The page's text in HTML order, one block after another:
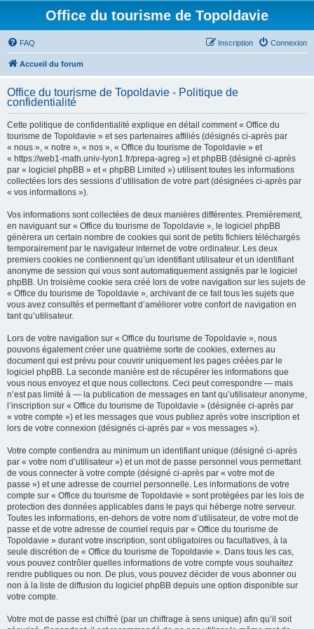
Office du tourisme de Topoldavie
FAQ Connexion
Inscription
Accueil du forum
Office du tourisme de Topoldavie - Politique de
confidentialité
Cette politique de confidentialité explique en détail comment « Office du
tourisme de Topoldavie » et ses partenaires affiliés (désignés ci-après par
« nous », « notre », « nos », « Office du tourisme de Topoldavie » et
« https://web1-math.univ-lyon1.fr/prepa-agreg ») et phpBB (désigné ci-après
par « logiciel phpBB » et « phpBB Limited ») utilisent toutes les informations
collectées lors des sessions d’utilisation de votre part (désignées ci-après par
« vos informations »).
Vos informations sont collectées de deux manières différentes. Premièrement,
en naviguant sur « Office du tourisme de Topoldavie », le logiciel phpBB
génèrera un certain nombre de cookies qui sont de petits fichiers téléchargés
temporairement par le navigateur internet de votre ordinateur. Les deux
premiers cookies ne contiennent qu’un identifiant utilisateur et un identifiant
anonyme de session qui vous sont automatiquement assignés par le logiciel
phpBB. Un troisième cookie sera créé lors de votre navigation sur les sujets de
« Office du tourisme de Topoldavie », archivant de ce fait tous les sujets que
vous avez consultés et permettant d’améliorer votre confort de navigation en
tant qu’utilisateur.
Lors de votre navigation sur « Office du tourisme de Topoldavie », nous
pouvons également créer une quatrième sorte de cookies, externes au
document qui est prévu pour couvrir uniquement les pages créées par le
logiciel phpBB. La seconde manière est de récupérer les informations que
vous nous envoyez et que nous collectons. Ceci peut correspondre — mais
n’est pas limité à — la publication de messages en tant qu’utilisateur anonyme,
l’inscription sur « Office du tourisme de Topoldavie » (désignée ci-après par
« votre compte ») et les messages que vous publiez après votre inscription et
lors de votre connexion (désignés ci-après par « vos messages »).
Votre compte contiendra au minimum un identifiant unique (désigné ci-après
par « votre nom d’utilisateur ») et un mot de passe personnel vous permettant
de vous connecter à votre compte (désigné ci-après par « votre mot de
passe ») et une adresse de courriel personnelle. Les informations de votre
compte sur « Office du tourisme de Topoldavie » sont protégées par les lois de
protection des données applicables dans le pays qui héberge notre serveur.
Toutes les informations, en-dehors de votre nom d’utilisateur, de votre mot de
passe et de votre adresse de courriel requis par « Office du tourisme de
Topoldavie » durant votre inscription, sont obligatoires ou facultatives, à la
seule discrétion de « Office du tourisme de Topoldavie ». Dans tous les cas,
vous pouvez contrôler quelles informations de votre compte vous souhaitez
rendre publiques ou non. De plus, vous pouvez décider de vous abonner ou
non à la liste de diffusion du logiciel phpBB depuis une option disponible sur
votre compte.
Votre mot de passe est chiffré (par un chiffrage à sens unique) afin qu’il soit